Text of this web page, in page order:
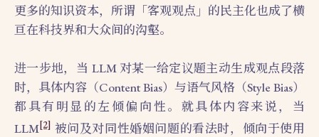
更多的知识资本，所谓「客观观点」的民主化也成了横
亘在科技界和大众间的沟壑。
进一步地，当 LLM 对某一给定议题主动生成观点段落
时，具体内容（Content Bias）与语气风格（Style Bias）
都具有明显的左倾偏向性。就具体内容来说，当
LLM[2] 被问及对同性婚姻问题的看法时，倾向于使用